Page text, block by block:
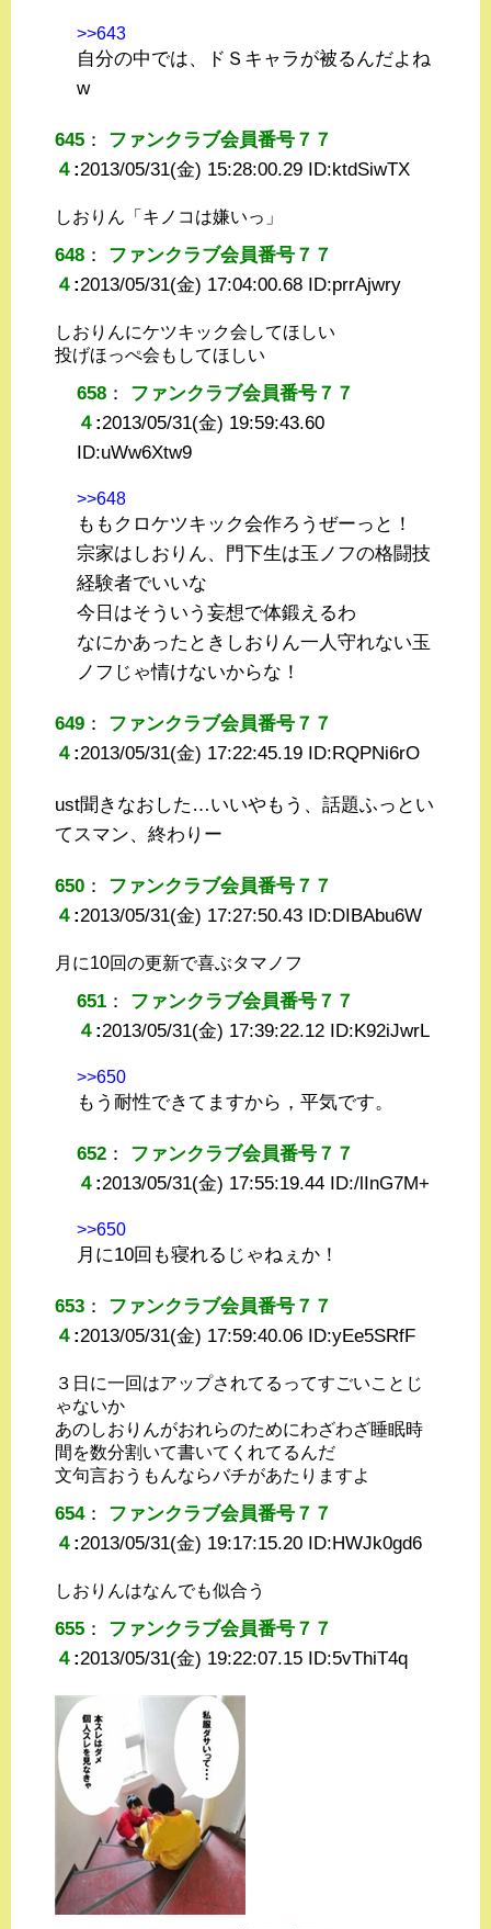
>>643
自分の中では、ドＳキャラが被るんだよね
w
645 ： ファンクラブ会員番号７７
４ :2013/05/31(金) 15:28:00.29 ID:ktdSiwTX
しおりん「キノコは嫌いっ」
648 ： ファンクラブ会員番号７７
４ :2013/05/31(金) 17:04:00.68 ID:prrAjwry
しおりんにケツキック会してほしい
投げほっぺ会もしてほしい
658 ： ファンクラブ会員番号７７
４ :2013/05/31(金) 19:59:43.60
ID:uWw6Xtw9
>>648
ももクロケツキック会作ろうぜーっと！
宗家はしおりん、門下生は玉ノフの格闘技
経験者でいいな
今日はそういう妄想で体鍛えるわ
なにかあったときしおりん一人守れない玉
ノフじゃ情けないからな！
649 ： ファンクラブ会員番号７７
４ :2013/05/31(金) 17:22:45.19 ID:RQPNi6rO
ust聞きなおした…いいやもう、話題ふっとい
てスマン、終わりー
650 ： ファンクラブ会員番号７７
４ :2013/05/31(金) 17:27:50.43 ID:DIBAbu6W
月に10回の更新で喜ぶタマノフ
651 ： ファンクラブ会員番号７７
４ :2013/05/31(金) 17:39:22.12 ID:K92iJwrL
>>650
もう耐性できてますから，平気です。
652 ： ファンクラブ会員番号７７
４ :2013/05/31(金) 17:55:19.44 ID:/lInG7M+
>>650
月に10回も寝れるじゃねぇか！
653 ： ファンクラブ会員番号７７
４ :2013/05/31(金) 17:59:40.06 ID:yEe5SRfF
３日に一回はアップされてるってすごいことじ
ゃないか
あのしおりんがおれらのためにわざわざ睡眠時
間を数分割いて書いてくれてるんだ
文句言おうもんならバチがあたりますよ
654： ファンクラブ会員番号７７
４ :2013/05/31(金) 19:17:15.20 ID:HWJk0gd6
しおりんはなんでも似合う
655 ： ファンクラブ会員番号７７
４ :2013/05/31(金) 19:22:07.15 ID:5vThiT4q